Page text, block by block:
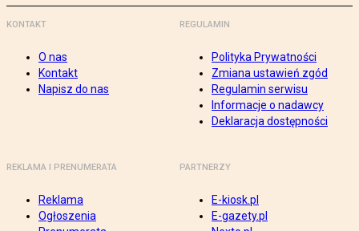
KONTAKT
O nas
Kontakt
Napisz do nas
REGULAMIN
Polityka Prywatności
Zmiana ustawień zgód
Regulamin serwisu
Informacje o nadawcy
Deklaracja dostępności
REKLAMA I PRENUMERATA
Reklama
Ogłoszenia
PARTNERZY
E-kiosk.pl
E-gazety.pl